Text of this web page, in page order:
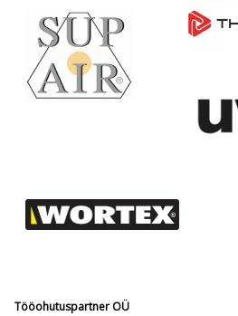
Tööohutuspartner OÜ